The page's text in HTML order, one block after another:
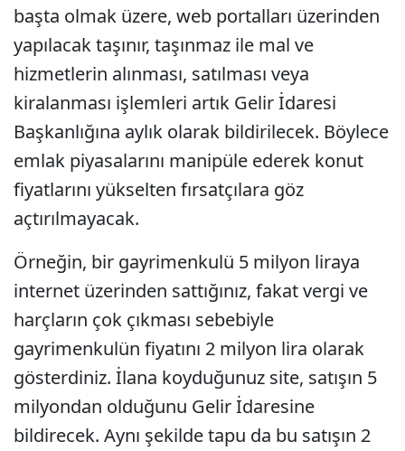
başta olmak üzere, web portalları üzerinden
yapılacak taşınır, taşınmaz ile mal ve
hizmetlerin alınması, satılması veya
kiralanması işlemleri artık Gelir İdaresi
Başkanlığına aylık olarak bildirilecek. Böylece
emlak piyasalarını manipüle ederek konut
fiyatlarını yükselten fırsatçılara göz
açtırılmayacak.
Örneğin, bir gayrimenkulü 5 milyon liraya
internet üzerinden sattığınız, fakat vergi ve
harçların çok çıkması sebebiyle
gayrimenkulün fiyatını 2 milyon lira olarak
gösterdiniz. İlana koyduğunuz site, satışın 5
milyondan olduğunu Gelir İdaresine
bildirecek. Aynı şekilde tapu da bu satışın 2